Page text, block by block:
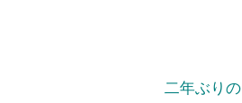
二年ぶりの